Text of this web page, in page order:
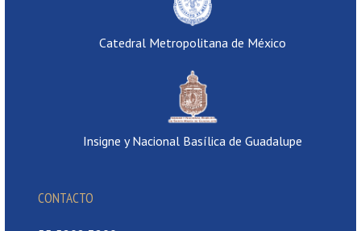
Catedral Metropolitana de México
Insigne y Nacional Basílica de Guadalupe
CONTACTO